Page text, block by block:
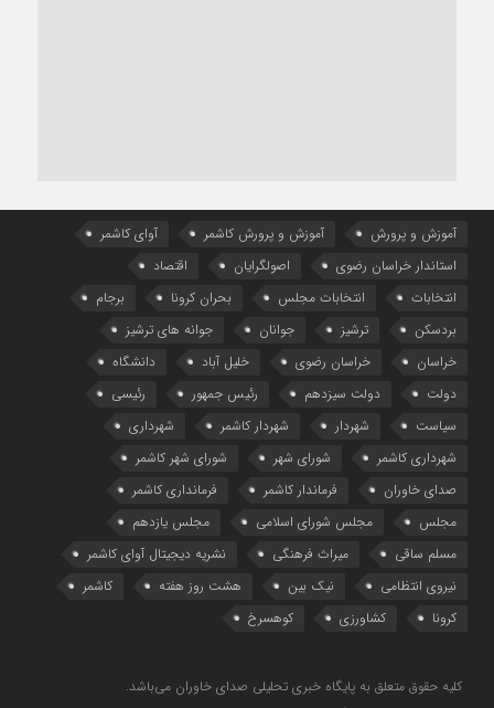
آموزش و پرورش آموزش و پرورش کاشمر
آوای کاشمر
استاندار خراسان رضوی
اصولگرایان
اقتصاد
انتخابات
انتخابات مجلس بحران کرونا
برجام
بردسکن
ترشیز جوانان
جوانه های ترشیز
خراسان
خراسان رضوی خلیل آباد
دانشگاه
دولت
دولت سیزدهم رئیس جمهور
رئیسی
سیاست
شهردار شهردار کاشمر
شهرداری
شهرداری کاشمر
شورای شهر
شورای شهر کاشمر
صدای خاوران
فرماندار کاشمر
فرمانداری کاشمر
مجلس
مجلس شورای اسلامی
مجلس یازدهم
مسلم ساقی
میراث فرهنگی
نشریه دیجیتال آوای کاشمر
نیروی انتظامی
نیک بین هشت روز هفته
کاشمر
کرونا
کشاورزی کوهسرخ
کلیه حقوق متعلق به پایگاه خبری تحلیلی صدای خاوران می‌باشد.